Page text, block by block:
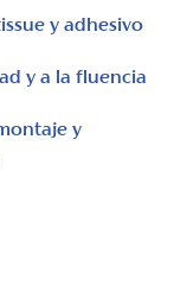
y adhesivo
y a la fluencia
y